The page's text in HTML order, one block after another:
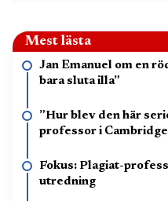
Mest lästa
Jan Emanuel om en
bara sluta illa”
”Hur blev den här
professor i
Fokus: Plagiat-
utredning